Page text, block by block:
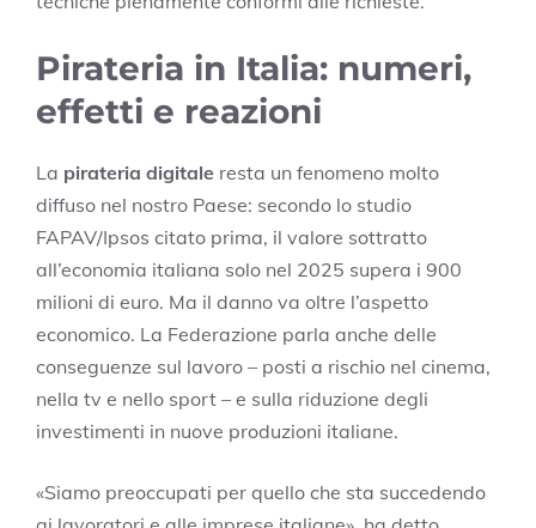
Pirateria in Italia: numeri,
effetti e reazioni
La pirateria digitale resta un fenomeno molto
diffuso nel nostro Paese: secondo lo studio
FAPAV/Ipsos citato prima, il valore sottratto
all’economia italiana solo nel 2025 supera i 900
milioni di euro. Ma il danno va oltre l’aspetto
economico. La Federazione parla anche delle
conseguenze sul lavoro – posti a rischio nel cinema,
nella tv e nello sport – e sulla riduzione degli
investimenti in nuove produzioni italiane.
«Siamo preoccupati per quello che sta succedendo